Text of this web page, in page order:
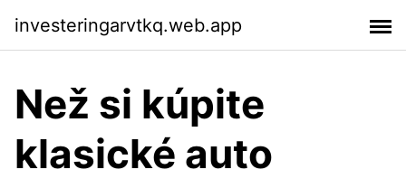
investeringarvtkq.web.app
Než si kúpite
klasické auto